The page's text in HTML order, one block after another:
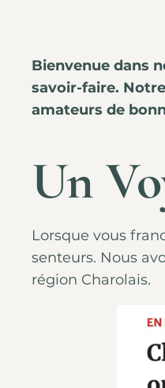
Bienvenue dans
savoir-faire.
amateurs de
Un
Lorsque vous
senteurs. Nous
région Charolais.